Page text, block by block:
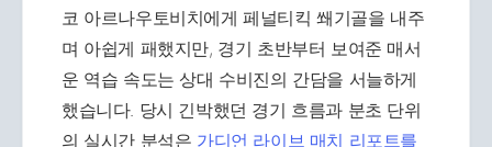
코 아르나우토비치에게 페널티킥 쐐기골을 내주
며 아쉽게 패했지만, 경기 초반부터 보여준 매서
운 역습 속도는 상대 수비진의 간담을 서늘하게
했습니다. 당시 긴박했던 경기 흐름과 분초 단위
의 실시간 분석은 가디언 라이브 매치 리포트를